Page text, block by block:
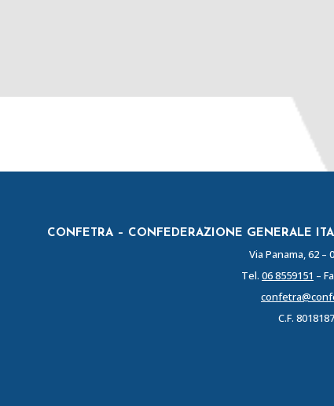
CONFETRA – CONFEDERAZIONE GENERALE
Via Panama, 62 –
Tel. 06 8559151 –
C.F.